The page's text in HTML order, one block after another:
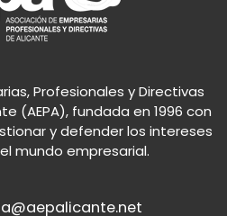
Profesionales y Directivas
(AEPA), fundada en 1996 con
y defender los intereses
mundo empresarial.